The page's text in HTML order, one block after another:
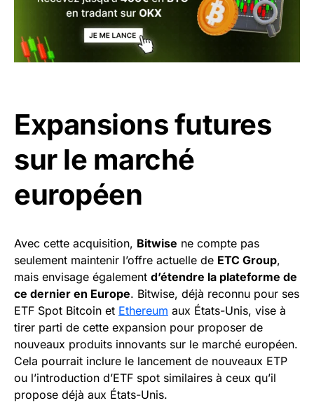
Expansions futures
sur le marché
européen
Avec cette acquisition, Bitwise ne compte pas
seulement maintenir l’offre actuelle de ETC Group,
mais envisage également d’étendre la plateforme de
ce dernier en Europe. Bitwise, déjà reconnu pour ses
ETF Spot Bitcoin et Ethereum aux États-Unis, vise à
tirer parti de cette expansion pour proposer de
nouveaux produits innovants sur le marché européen.
Cela pourrait inclure le lancement de nouveaux ETP
ou l’introduction d’ETF spot similaires à ceux qu’il
propose déjà aux États-Unis.